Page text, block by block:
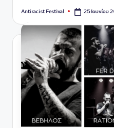
Συγγραφέας:
Antiracist Festival 25 Ιουνίου